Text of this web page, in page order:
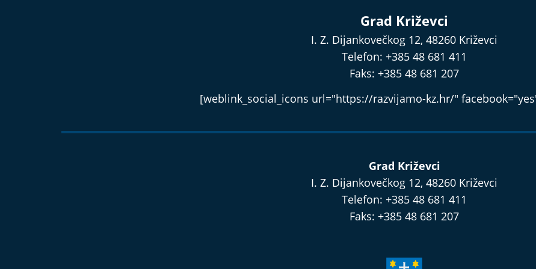
Grad Križevci
I. Z. Dijankovečkog 12, 48260 Križevci
Telefon: +385 48 681 411
Faks: +385 48 681 207
[weblink_social_icons url="https://razvijamo-kz.hr/"
Grad Križevci
I. Z. Dijankovečkog 12, 48260 Križevci
Telefon: +385 48 681 411
Faks: +385 48 681 207